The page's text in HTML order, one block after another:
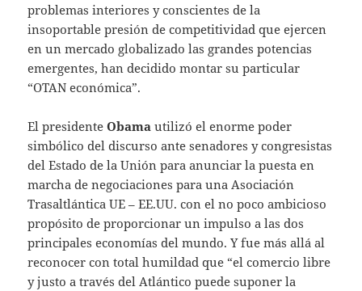
problemas interiores y conscientes de la
insoportable presión de competitividad que ejercen
en un mercado globalizado las grandes potencias
emergentes, han decidido montar su particular
“OTAN económica”.
El presidenteObama utilizó el enorme poder
simbólico del discurso ante senadores y congresistas
del Estado de la Unión para anunciar la puesta en
marcha de negociaciones para una Asociación
Trasaltlántica UE – EE.UU. con el no poco ambicioso
propósito de proporcionar un impulso a las dos
principales economías del mundo. Y fue más allá al
reconocer con total humildad que “el comercio libre
y justo a través del Atlántico puede suponer la